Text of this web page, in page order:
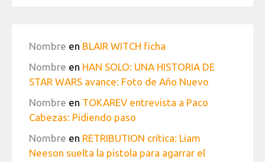
Nombre en BLAIR WITCH ficha
Nombre en HAN SOLO: UNA HISTORIA DE
STAR WARS avance: Foto de Año Nuevo
Nombre en TOKAREV entrevista a Paco
Cabezas: Pidiendo paso
Nombre en RETRIBUTION crítica: Liam
Neeson suelta la pistola para agarrar el